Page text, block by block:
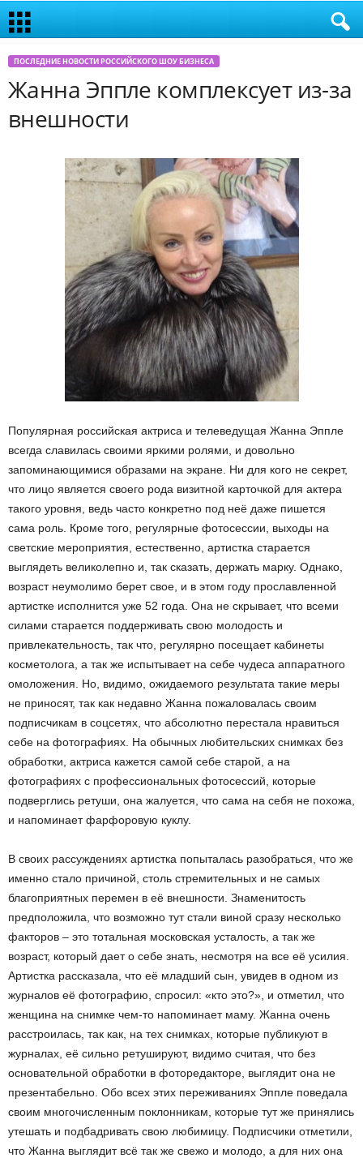
ПОСЛЕДНИЕ НОВОСТИ РОССИЙСКОГО ШОУ БИЗНЕСА
Жанна Эппле комплексует из-за
внешности
Популярная российская актриса и телеведущая Жанна Эппле
всегда славилась своими яркими ролями, и довольно
запоминающимися образами на экране. Ни для кого не секрет,
что лицо является своего рода визитной карточкой для актера
такого уровня, ведь часто конкретно под неё даже пишется
сама роль. Кроме того, регулярные фотосессии, выходы на
светские мероприятия, естественно, артистка старается
выглядеть великолепно и, так сказать, держать марку. Однако,
возраст неумолимо берет свое, и в этом году прославленной
артистке исполнится уже 52 года. Она не скрывает, что всеми
силами старается поддерживать свою молодость и
привлекательность, так что, регулярно посещает кабинеты
косметолога, а так же испытывает на себе чудеса аппаратного
омоложения. Но, видимо, ожидаемого результата такие меры
не приносят, так как недавно Жанна пожаловалась своим
подписчикам в соцсетях, что абсолютно перестала нравиться
себе на фотографиях. На обычных любительских снимках без
обработки, актриса кажется самой себе старой, а на
фотографиях с профессиональных фотосессий, которые
подверглись ретуши, она жалуется, что сама на себя не похожа,
и напоминает фарфоровую куклу.
В своих рассуждениях артистка попыталась разобраться, что же
именно стало причиной, столь стремительных и не самых
благоприятных перемен в её внешности. Знаменитость
предположила, что возможно тут стали виной сразу несколько
факторов – это тотальная московская усталость, а так же
возраст, который дает о себе знать, несмотря на все её усилия.
Артистка рассказала, что её младший сын, увидев в одном из
журналов её фотографию, спросил: «кто это?», и отметил, что
женщина на снимке чем-то напоминает маму. Жанна очень
расстроилась, так как, на тех снимках, которые публикуют в
журналах, её сильно ретушируют, видимо считая, что без
основательной обработки в фоторедакторе, выглядит она не
презентабельно. Обо всех этих переживаниях Эппле поведала
своим многочисленным поклонникам, которые тут же принялись
утешать и подбадривать свою любимицу. Подписчики отметили,
что Жанна выглядит всё так же свежо и молодо, а для них она